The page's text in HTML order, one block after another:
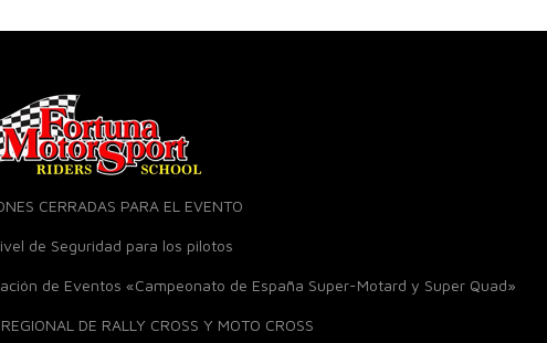
CERRADAS PARA EL EVENTO
de Seguridad para los pilotos
de Eventos «Campeonato de España Super-Motard y Super Quad»
DE RALLY CROSS Y MOTO CROSS